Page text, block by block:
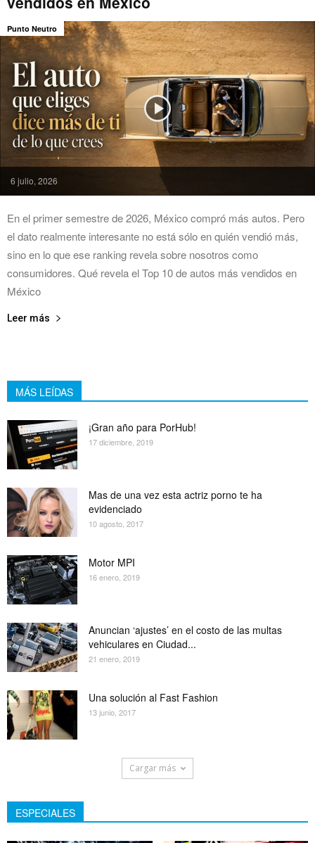
6 julio, 2026
Punto Neutro
En el primer semestre de 2026, México compró más autos. Pero
el dato realmente interesante no está sólo en quién vendió más,
sino en lo que ese ranking revela sobre nosotros como
consumidores. Qué revela el Top 10 de autos más vendidos en
México
Leer más
MÁS LEÍDAS
¡Gran año para PorHub!
17 diciembre, 2019
Mas de una vez esta actriz porno te ha
evidenciado
10 agosto, 2017
Motor MPI
16 enero, 2019
Anuncian ‘ajustes’ en el costo de las multas
vehiculares en Ciudad...
21 enero, 2019
Una solución al Fast Fashion
13 junio, 2017
Cargar más
ESPECIALES